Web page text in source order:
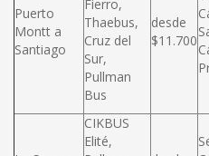
Puerto
Montt a
Santiago
Fierro,
Thaebus,
Cruz del
Sur,
Pullman
Bus
desde
$11.700
CIKBUS
Elité,